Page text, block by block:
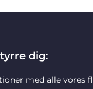
dig:
med alle vores